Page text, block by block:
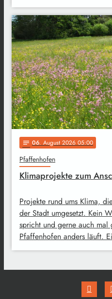
notes 06. August 2026 05:00
Pfaffenhofen
Klimaprojekte zum
Projekte rund ums Klima,
der Stadt umgesetzt. Kein
spricht und gerne auch mal
Pfaffenhofen anders läuft.